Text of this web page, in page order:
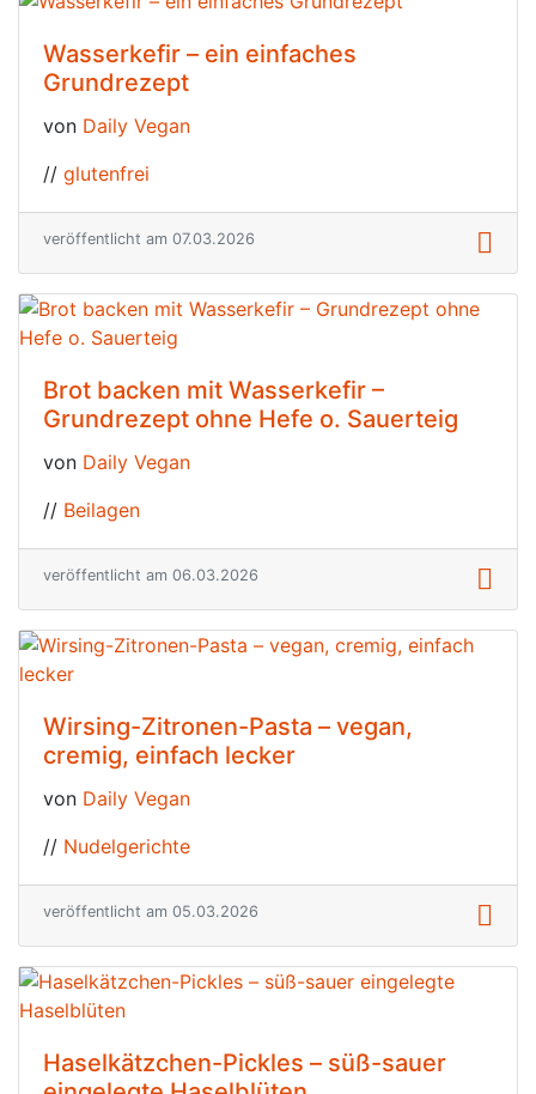
Wasserkefir – ein einfaches
Grundrezept
von Daily Vegan
// glutenfrei
veröffentlicht am 07.03.2026
Brot backen mit Wasserkefir –
Grundrezept ohne Hefe o. Sauerteig
von Daily Vegan
// Beilagen
veröffentlicht am 06.03.2026
Wirsing-Zitronen-Pasta – vegan,
cremig, einfach lecker
von Daily Vegan
// Nudelgerichte
veröffentlicht am 05.03.2026
Haselkätzchen-Pickles – süß-sauer